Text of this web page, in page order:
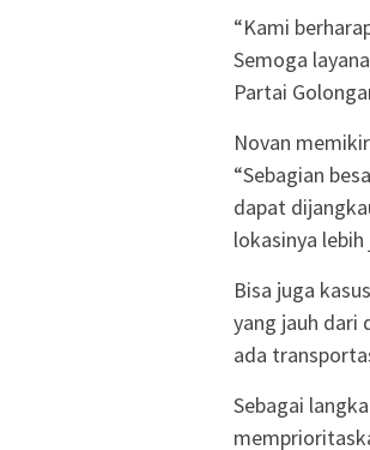
“Kami
Semoga
Partai
Novan
“Sebagian
dapat
lokasinya
Bisa juga
yang jauh dari
ada
Sebagai